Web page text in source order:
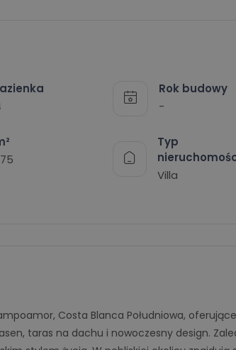
Rok budowy
-
Typ
Villa
Costa Blanca Południowa, oferujące
taras na dachu i nowoczesny design.